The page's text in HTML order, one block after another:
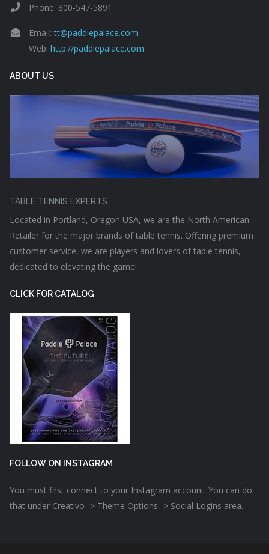
Phone: 800-547-5891
Email:tt@paddlepalace.com
Web: http://paddlepalace.com
ABOUT US
TABLE TENNIS EXPERTS
Located in Portland, Oregon USA, we are the North American
Retailer for the major brands of table tennis. Offering premium
customer service, we are players and lovers of table tennis,
dedicated to elevating the game!
CLICK FOR CATALOG
FOLLOW ON INSTAGRAM
You must first connect to your Instagram account. You can do
that under Creativo -> Theme Options -> Social Logins area.